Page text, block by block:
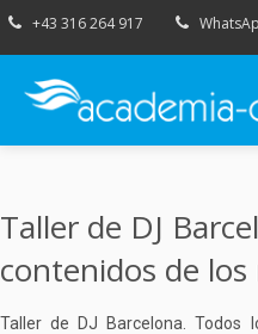
+43 316 264 917
Taller de DJ
contenidos de
Taller de DJ Barcelona. Todos